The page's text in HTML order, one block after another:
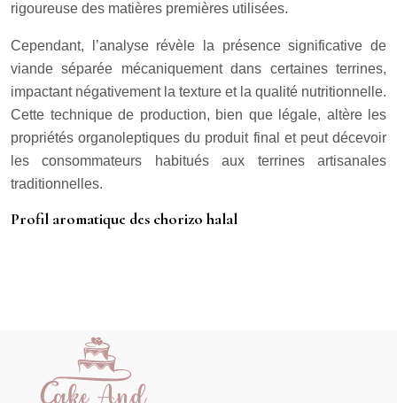
rigoureuse des matières premières utilisées.
Cependant, l’analyse révèle la présence significative de
viande séparée mécaniquement dans certaines terrines,
impactant négativement la texture et la qualité nutritionnelle.
Cette technique de production, bien que légale, altère les
propriétés organoleptiques du produit final et peut décevoir
les consommateurs habitués aux terrines artisanales
traditionnelles.
Profil aromatique des chorizo halal